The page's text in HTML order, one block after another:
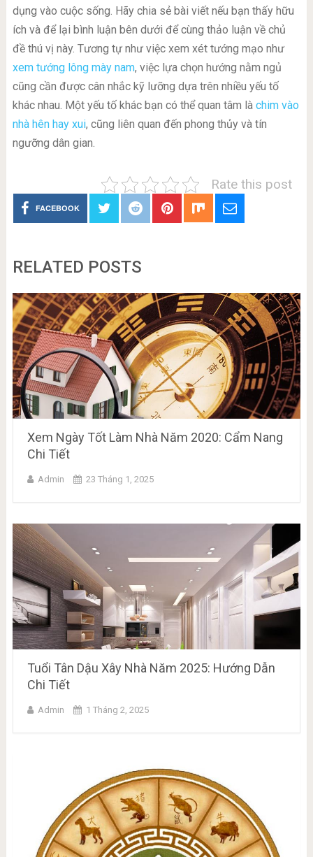
dụng vào cuộc sống. Hãy chia sẻ bài viết nếu bạn thấy hữu
ích và để lại bình luận bên dưới để cùng thảo luận về chủ
đề thú vị này. Tương tự như việc xem xét tướng mạo như
xem tướng lông mày nam, việc lựa chọn hướng nằm ngủ
cũng cần được cân nhắc kỹ lưỡng dựa trên nhiều yếu tố
khác nhau. Một yếu tố khác bạn có thể quan tâm là chim vào
nhà hên hay xui, cũng liên quan đến phong thủy và tín
ngưỡng dân gian.
Rate this post
FACEBOOK
RELATED POSTS
Xem Ngày Tốt Làm Nhà Năm 2020: Cẩm Nang
Chi Tiết
Admin 23 Tháng 1, 2025
Tuổi Tân Dậu Xây Nhà Năm 2025: Hướng Dẫn
Chi Tiết
Admin 1 Tháng 2, 2025